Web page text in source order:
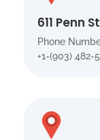
611 Penn
Phone
+1-(903) 482-